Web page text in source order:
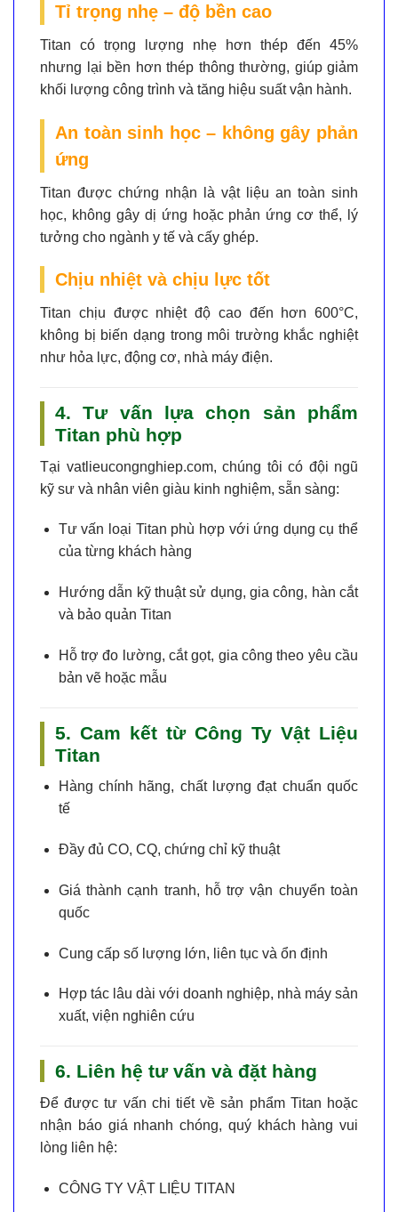
Tỉ trọng nhẹ – độ bền cao
Titan có trọng lượng nhẹ hơn thép đến 45%
nhưng lại bền hơn thép thông thường, giúp giảm
khối lượng công trình và tăng hiệu suất vận hành.
An toàn sinh học – không gây phản
ứng
Titan được chứng nhận là vật liệu an toàn sinh
học, không gây dị ứng hoặc phản ứng cơ thể, lý
tưởng cho ngành y tế và cấy ghép.
Chịu nhiệt và chịu lực tốt
Titan chịu được nhiệt độ cao đến hơn 600°C,
không bị biến dạng trong môi trường khắc nghiệt
như hỏa lực, động cơ, nhà máy điện.
4. Tư vấn lựa chọn sản phẩm
Titan phù hợp
Tại vatlieucongnghiep.com, chúng tôi có đội ngũ
kỹ sư và nhân viên giàu kinh nghiệm, sẵn sàng:
Tư vấn loại Titan phù hợp với ứng dụng cụ thể
của từng khách hàng
Hướng dẫn kỹ thuật sử dụng, gia công, hàn cắt
và bảo quản Titan
Hỗ trợ đo lường, cắt gọt, gia công theo yêu cầu
bản vẽ hoặc mẫu
5. Cam kết từ Công Ty Vật Liệu
Titan
Hàng chính hãng, chất lượng đạt chuẩn quốc
tế
Đầy đủ CO, CQ, chứng chỉ kỹ thuật
Giá thành cạnh tranh, hỗ trợ vận chuyển toàn
quốc
Cung cấp số lượng lớn, liên tục và ổn định
Hợp tác lâu dài với doanh nghiệp, nhà máy sản
xuất, viện nghiên cứu
6. Liên hệ tư vấn và đặt hàng
Để được tư vấn chi tiết về sản phẩm Titan hoặc
nhận báo giá nhanh chóng, quý khách hàng vui
lòng liên hệ:
CÔNG TY VẬT LIỆU TITAN